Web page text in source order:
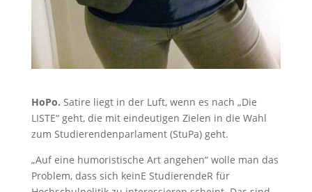
HoPo. Satire liegt in der Luft, wenn es nach „Die
LISTE“ geht, die mit eindeutigen Zielen in die Wahl
zum Studierendenparlament (StuPa) geht.
„Auf eine humoristische Art angehen“ wolle man das
Problem, dass sich keinE StudierendeR für